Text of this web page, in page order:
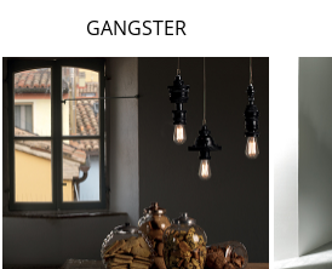
PORSCHE
CATELLANI & SMITH
VIABIZZUNO
GANGSTER